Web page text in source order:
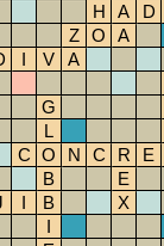
H A D
Z
O A
I V A
G
L
C O N C R E
B E
I B X
I